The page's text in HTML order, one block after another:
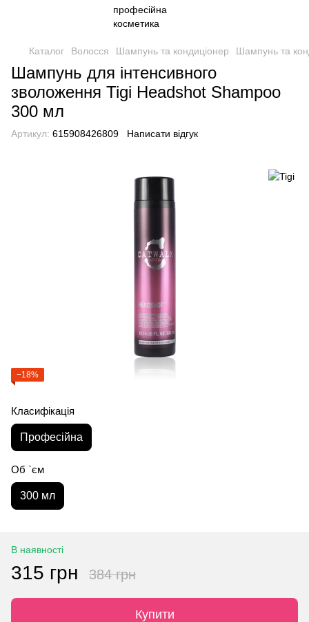
Каталог Волосся Шампунь та кондиціонер Шампунь та
Шампунь для інтенсивного
зволоження Tigi Headshot Shampoo
300 мл
Артикул: 615908426809 Написати відгук
−18%
Класифікація
Професійна
Об `єм
300 мл
В наявності
315 грн 384 грн
Купити